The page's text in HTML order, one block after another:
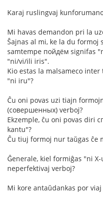
Karaj ruslingvaj
Mi havas demandon pri la
Ŝajnas al mi, ke la du formoj
samtempe пойдём signifas
"ni/vi/ili iris".
Kio estas la malsameco
"ni iru"?
Ĉu oni povas uzi tiajn
(совершенных) verboj?
Ekzemple, ĉu oni povas diri
kantu"?
Ĉu tiuj formoj nur taŭgas ĉe
Ĝenerale, kiel formiĝas "ni
neperfektivaj verboj?
Mi kore antaŭdankas por